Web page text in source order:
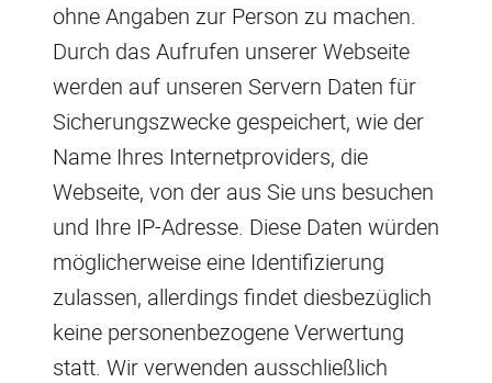
ohne Angaben zur Person zu machen.
Durch das Aufrufen unserer Webseite
werden auf unseren Servern Daten für
Sicherungszwecke gespeichert, wie der
Name Ihres Internetproviders, die
Webseite, von der aus Sie uns besuchen
und Ihre IP-Adresse. Diese Daten würden
möglicherweise eine Identifizierung
zulassen, allerdings findet diesbezüglich
keine personenbezogene Verwertung
statt. Wir verwenden ausschließlich